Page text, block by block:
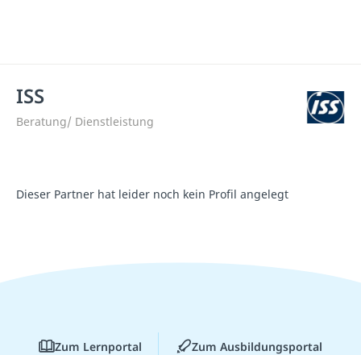
ISS
Beratung/ Dienstleistung
Dieser Partner hat leider noch kein Profil angelegt
Zum Lernportal Zum Ausbildungsportal